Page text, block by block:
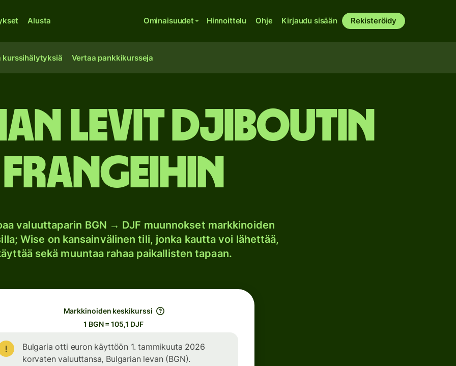
Alusta Ominaisuudet Hinnoittelu Ohje Kirjaudu sisään Rekisteröidy
kurssihälytyksiä Vertaa pankkikursseja
levit Djiboutin
frangeihin
valuuttaparin BGN → DJF muunnokset markkinoiden
Wise on kansainvälinen tili, jonka kautta voi lähettää,
sekä muuntaa rahaa paikallisten tapaan.
Markkinoiden keskikurssi
1 BGN = 105,1 DJF
Bulgaria otti euron käyttöön 1. tammikuuta 2026
korvaten valuuttansa, Bulgarian levan (BGN).